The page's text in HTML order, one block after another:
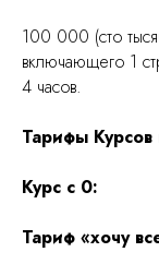
100 000 (сто
включающего 1
4 часов.
Тарифы
Курс с 0:
Тариф «хочу